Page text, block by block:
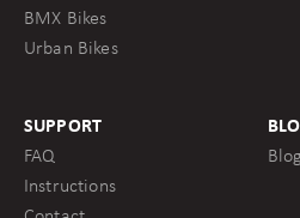
BMX Bikes
Urban Bikes
SUPPORT
FAQ
Instructions